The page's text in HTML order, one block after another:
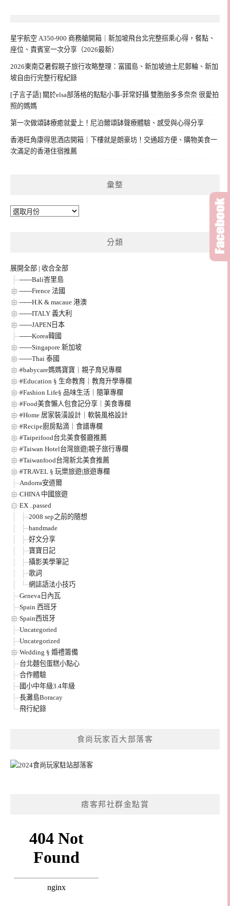
星宇航空 A350-900 商務艙開箱｜新加坡飛台北完整搭乘心得，餐點、
座位、貴賓室一次分享（2026最新）
2026東南亞暑假親子旅行攻略整理：富國島、新加坡迪士尼郵輪、新加
坡自由行完整行程紀錄
[子言子語] 關於elsa部落格的點點小事-菲常好攝 雙胞胎多多奈奈 很愛拍
照的媽媽
第一次做頌缽療癒就愛上！尼泊爾頌缽聲療體驗、感受與心得分享
香港旺角康得思酒店開箱｜下樓就是朗豪坊！交通超方便、購物美食一
次滿足的香港住宿推薦
彙整
彙
分類
展開全部 | 收合全部
------Bali峇里島
------Frence 法國
------H.K & macaue 港澳
------ITALY 義大利
------JAPEN日本
------Korea韓國
------Singapore 新加坡
------Thai 泰國
#babycare媽媽寶寶｜親子育兒專欄
#Education § 生命教育｜教育升學專欄
#Fashion Life§ 品味生活｜隨筆專欄
#Food美食懶人包食記分享｜美食專欄
#Home 居家裝潢設計｜軟裝風格設計
#Recipe廚房點滴｜食譜專欄
#Taipeifood台北美食餐廳推薦
#Taiwan Hotel台灣旅遊|親子旅行專欄
#Taiwanfood台灣新北美食推薦
#TRAVEL § 玩樂旅遊|旅遊專欄
Andorra安道爾
CHINA 中國旅遊
EX ..passed
2008 sep之前的隨想
handmade
好文分享
寶寶日記
攝影美學筆記
歌詞
網誌語法小技巧
Geneva日內瓦
Spain 西班牙
Spain西班牙
Uncategoried
Uncategorized
Wedding § 婚禮籌備
台北麵包蛋糕小點心
合作體驗
國小中年級3.4年級
長灘島Boracay
飛行紀錄
食尚玩家百大部落客
痞客邦社群金點賞